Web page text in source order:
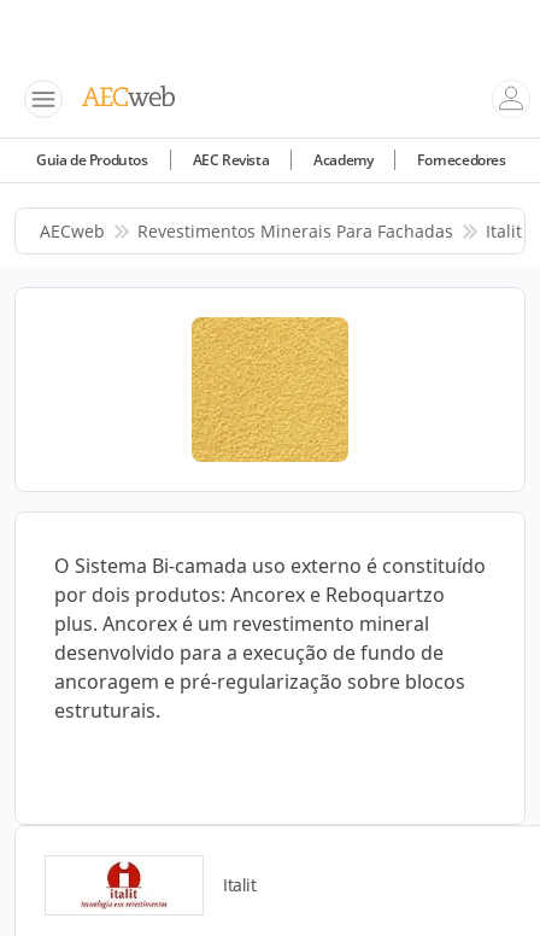
Guia de Produtos AEC Revista Academy Fornecedores
AECweb Revestimentos Minerais Para Fachadas Italit
O Sistema Bi-camada uso externo é constituído
por dois produtos: Ancorex e Reboquartzo
plus. Ancorex é um revestimento mineral
desenvolvido para a execução de fundo de
ancoragem e pré-regularização sobre blocos
estruturais.
Italit
Catálogos para Download